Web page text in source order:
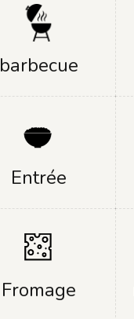
barbecue
Entrée
Fromage